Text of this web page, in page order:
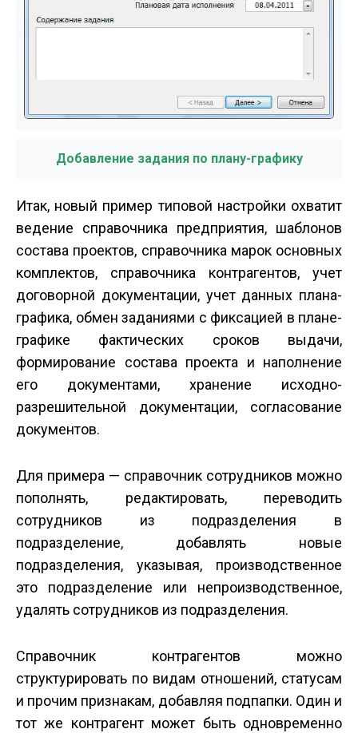
Добавление задания по плану-графику
Итак, новый пример типовой настройки охватит
ведение справочника предприятия, шаблонов
состава проектов, справочника марок основных
комплектов, справочника контрагентов, учет
договорной документации, учет данных плана­
графика, обмен заданиями с фиксацией в плане­
графике фактических сроков выдачи,
формирование состава проекта и наполнение
его документами, хранение исходно­
разрешительной документации, согласование
документов.
Для примера — справочник сотрудников можно
пополнять, редактировать, переводить
сотрудников из подразделения в
подразделение, добавлять новые
подразделения, указывая, производственное
это подразделение или непроизводственное,
удалять сотрудников из подразделения.
Справочник контрагентов можно
структурировать по видам отношений, статусам
и прочим признакам, добавляя подпапки. Один и
тот же контрагент может быть одновременно